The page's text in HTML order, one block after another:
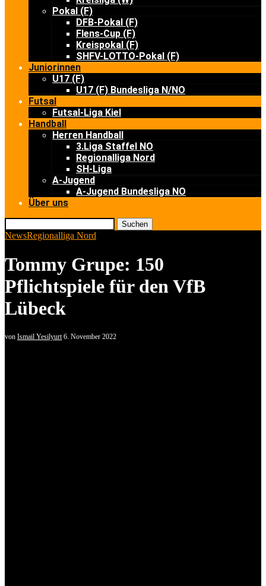
Pokal (F)
DFB-Pokal (F)
Flens-Cup (F)
Kreispokal (F)
SHFV-LOTTO-Pokal (F)
Juniorinnen
U17 (F)
U17 (F) Bundesliga N/NO
Futsal
Futsal-Liga Kiel
Handball
Herren Handball
3.Liga Staffel NO
Regionalliga Nord
SH-Liga
A-Jugend
A-Jugend Bundesliga NO
Über uns
Suchen
NewsRegionalliga Nord
Tommy Grupe: 150
Pflichtspiele für den VfB
Lübeck
von Ismail Yesilyurt 6. November 2022